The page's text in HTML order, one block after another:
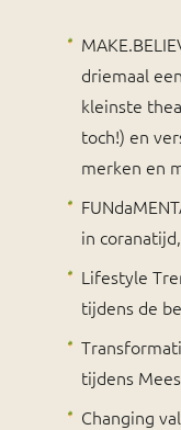
driemaal
kleinste
toch!) en
merken en
in
Lifestyle
tijdens de
tijdens
Changing